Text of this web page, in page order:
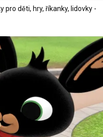
pro děti, hry, říkanky, lidovky -